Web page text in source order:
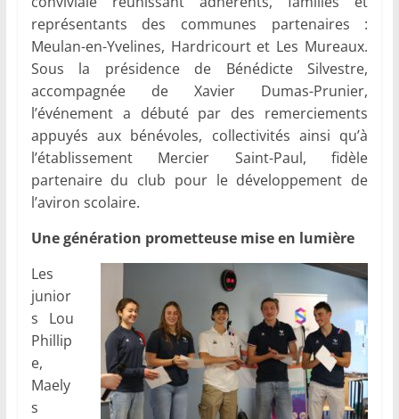
représentants des communes partenaires :
Meulan-en-Yvelines, Hardricourt et Les Mureaux.
Sous la présidence de Bénédicte Silvestre,
accompagnée de Xavier Dumas-Prunier,
l’événement a débuté par des remerciements
appuyés aux bénévoles, collectivités ainsi qu’à
l’établissement Mercier Saint-Paul, fidèle
partenaire du club pour le développement de
l’aviron scolaire.
Une génération prometteuse mise en lumière
Les
junior
s Lou
Phillip
e,
Maely
s